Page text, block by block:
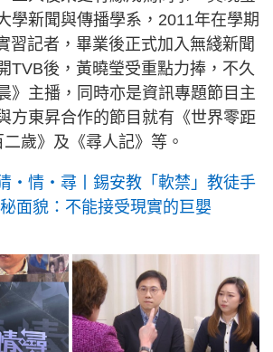
學新聞與傳播學系，2011年在學期
習記者，畢業後正式加入無綫新聞
TVB後，黃曉瑩受重點力捧，不久
》主播，同時亦是資訊專題節目主
方東昇合作的節目就有《世界零距
歲》及《尋人記》等。
‧情‧尋丨錫安教「軟禁」教徒手
面貌：不能接受現實的巨嬰